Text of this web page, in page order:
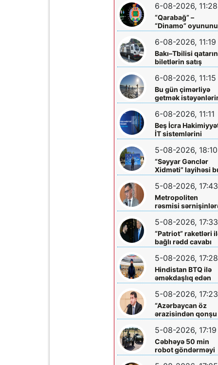
6-08-2026, 11:28
“Qarabağ” –
“Dinamo”
biletləri satışa
çıxarılır
6-08-2026, 11:19
Bakı–Tbilisi
biletlərin satış
müddəti artırılır
6-08-2026, 11:15
Bu gün çimərliyə
getmək
diqqətinə!
6-08-2026, 11:11
Beş İcra
İT sistemlərini
“Hökumət
buludu”na köçürdü
5-08-2026, 18:10
“Səyyar Gənclər
Xidməti” layihəsi
dəfə
5-08-2026, 17:43
Metropoliten
rəsmisi
çıxış yolu göstərdi
5-08-2026, 17:33
“Patriot” raketləri
bağlı rədd cavabı
aldı
5-08-2026, 17:28
Hindistan BTQ ilə
əməkdaşlıq edən
hüquq
təhdid edib
5-08-2026, 17:23
“Azərbaycan öz
ərazisindən qonşu
ölkəyə qarşı
olunmasına icazə
verməz”
5-08-2026, 17:19
Cəbhəyə 50 min
robot göndərməyi
planlaşdırırlar